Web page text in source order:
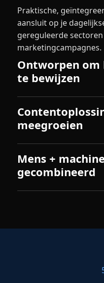
Praktische,
aansluit op je
gereguleerde
marketingcampagnes.
Ontworpen
te bewijzen
meegroeien
Mens +
gecombineerd